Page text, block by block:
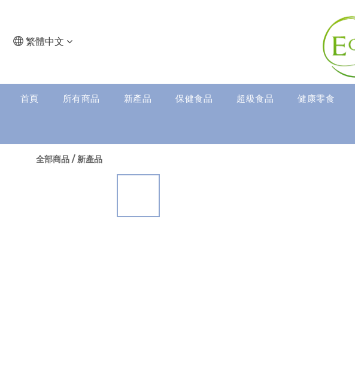
繁體中文
首頁 所有商品 新產品 保健食品 超級食品 健康零食
全部商品 /新產品